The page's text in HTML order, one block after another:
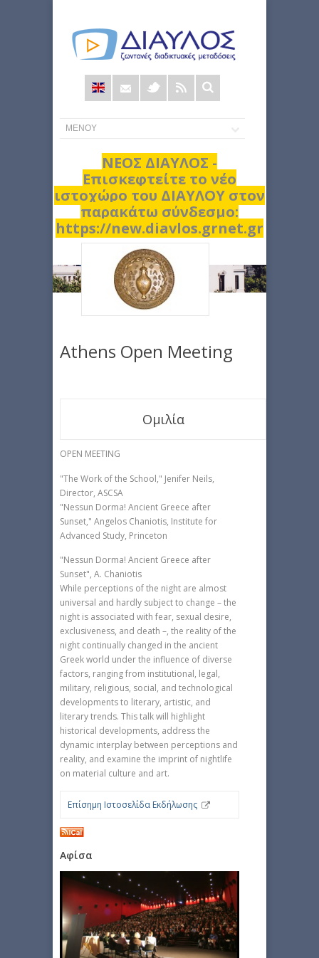
Φόρμα
αναζήτησης
ΝΕΟΣ ΔΙΑΥΛΟΣ -
Επισκεφτείτε το νέο
ιστοχώρο του ΔΙΑΥΛΟΥ στον
παρακάτω σύνδεσμο:
https://new.diavlos.grnet.gr
Athens Open Meeting
Ομιλία
OPEN MEETING
"The Work of the School," Jenifer Neils,
Director, ASCSA
"Nessun Dorma! Ancient Greece after
Sunset," Angelos Chaniotis, Institute for
Advanced Study, Princeton
"Nessun Dorma! Ancient Greece after
Sunset", A. Chaniotis
While perceptions of the night are almost
universal and hardly subject to change – the
night is associated with fear, sexual desire,
exclusiveness, and death –, the reality of the
night continually changed in the ancient
Greek world under the influence of diverse
factors, ranging from institutional, legal,
military, religious, social, and technological
developments to literary, artistic, and
literary trends. This talk will highlight
historical developments, address the
dynamic interplay between perceptions and
reality, and examine the imprint of nightlife
on material culture and art.
Επίσημη Ιστοσελίδα Εκδήλωσης
Αφίσα